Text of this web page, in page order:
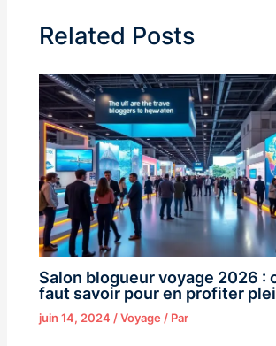
Related Posts
Salon blogueur voyage 2026 :
faut savoir pour en profiter
juin 14, 2024/Voyage / Par